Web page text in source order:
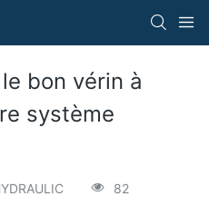
bon vérin à
système
82